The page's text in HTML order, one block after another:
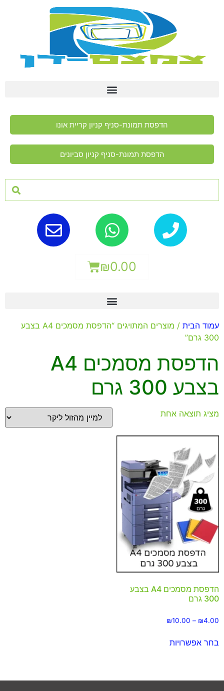
הדפסת תמונת-סניף קניון קריית אונו
הדפסת תמונת-סניף קניון סביונים
₪0.00
עמוד הבית
/ מוצרים המתויגים “הדפסת מסמכים A4 בצבע
300 גרם”
הדפסת מסמכים A4
בצבע 300 גרם
מציג תוצאה אחת
הדפסת מסמכים A4 בצבע
300 גרם
₪4.00
–
₪10.00
בחר אפשרויות